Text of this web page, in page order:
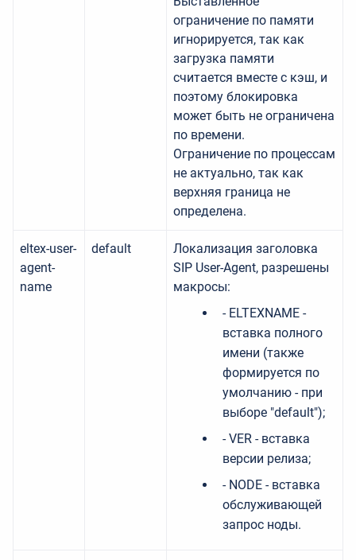
ограничение по памяти
игнорируется, так как
загрузка памяти
считается вместе с кэш, и
поэтому блокировка
может быть не ограничена
по времени.
Ограничение по процессам
не актуально, так как
верхняя граница не
определена.
eltex-user-
agent-
name
default
Локализация заголовка
SIP User-Agent, разрешены
макросы:
- ELTEXNAME -
вставка полного
имени (также
формируется по
умолчанию - при
выборе "default");
-VER - вставка
версии релиза;
- NODE - вставка
обслуживающей
запрос ноды.